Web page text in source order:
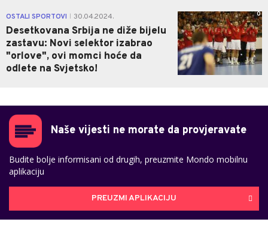
OSTALI SPORTOVI 30.04.2024.
Desetkovana Srbija ne diže bijelu
zastavu: Novi selektor izabrao
"orlove", ovi momci hoće da
odlete na Svjetsko!
0
Naše vijesti ne morate da provjeravate
Budite bolje informisani od drugih, preuzmite Mondo mobilnu
aplikaciju
PREUZMI APLIKACIJU